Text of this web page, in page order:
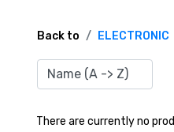
TERMS OF SERVICE
CATALOGUES
Back to ELECTRONIC
There are currently no